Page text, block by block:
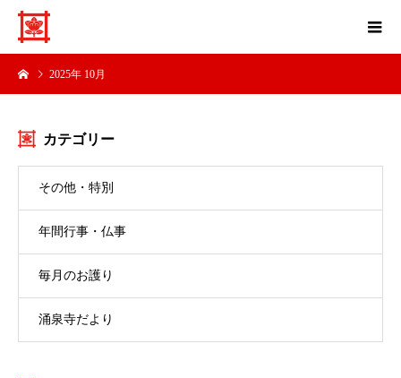
2025年 10月
カテゴリー
その他・特別
年間行事・仏事
毎月のお護り
涌泉寺だより